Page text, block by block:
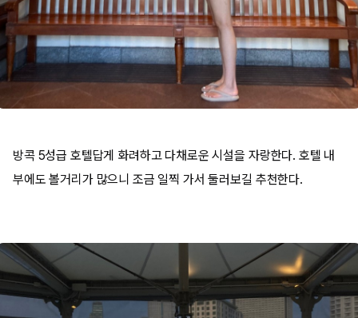
방콕 5성급 호텔답게 화려하고 다채로운 시설을 자랑한다. 호텔 내
부에도 볼거리가 많으니 조금 일찍 가서 둘러보길 추천한다.